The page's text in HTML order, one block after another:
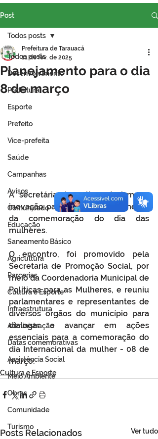
Post
Todos posts
Desenvolvimento
Prefeitura
Esporte
Prefeito
Vice-prefeita
Saúde
Campanhas
Avisos
Comunicado
Educação
Saneamento Básico
Agricultura
Parcerias
Cultura e Esporte
Infraestrutura
Administração
Datas comemorativas
Assistência Social
Meio Ambiente
Obras
Comunidade
Turismo
Todos posts
Planejamento para o dia
8 de março
Prefeitura de Tarauacá
11 de fev. de 2025
A secretária de cultura, turismo e
inovação participou do alinhamento
da comemoração do dia das
mulheres.
O encontro, foi promovido pela
Secretaria de Promoção Social, por
meio da Coordenadoria Municipal de
Políticas para as Mulheres, e reuniu
parlamentares e representantes de
diversos órgãos do município para
dialogar e avançar em ações
essenciais para a comemoração do
dia Internacional da mulher - 08 de
março.
Cultura e Esporte
Posts Relacionados Ver tudo